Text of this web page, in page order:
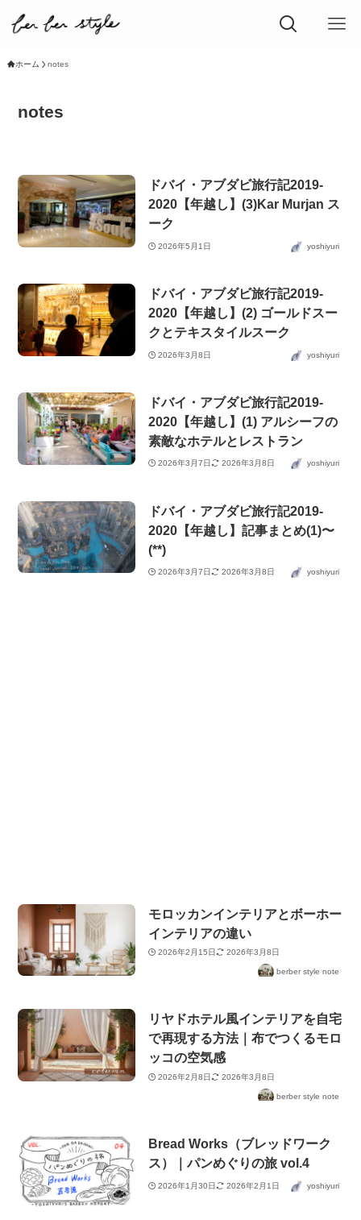
ホーム notes
notes
ドバイ・アブダビ旅行記2019-
2020【年越し】(3)Kar Murjan ス
ーク
2026年5月1日 yoshiyuri
ドバイ・アブダビ旅行記2019-
2020【年越し】(2) ゴールドスー
クとテキスタイルスーク
2026年3月8日 yoshiyuri
ドバイ・アブダビ旅行記2019-
2020【年越し】(1) アルシーフの
素敵なホテルとレストラン
2026年3月7日 2026年3月8日 yoshiyuri
ドバイ・アブダビ旅行記2019-
2020【年越し】記事まとめ(1)〜
(**)
2026年3月7日 2026年3月8日 yoshiyuri
モロッカンインテリアとボーホー
インテリアの違い
2026年2月15日 2026年3月8日
berber style note
リヤドホテル風インテリアを自宅
で再現する方法｜布でつくるモロ
ッコの空気感
2026年2月8日 2026年3月8日
berber style note
Bread Works（ブレッドワーク
ス）｜パンめぐりの旅 vol.4
2026年1月30日 2026年2月1日 yoshiyuri